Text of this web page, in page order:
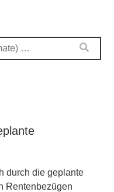
durch die geplante
Rentenbezügen